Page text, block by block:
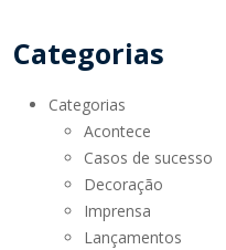
Categorias
Categorias
Acontece
Casos de sucesso
Decoração
Imprensa
Lançamentos